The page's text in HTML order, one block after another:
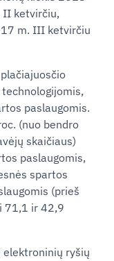
ketvirčiu,
m. III ketvirčiu
paslaugomis.
(nuo bendro
skaičiaus)
paslaugomis,
spartos
(prieš
71,1 ir 42,9
ryšių